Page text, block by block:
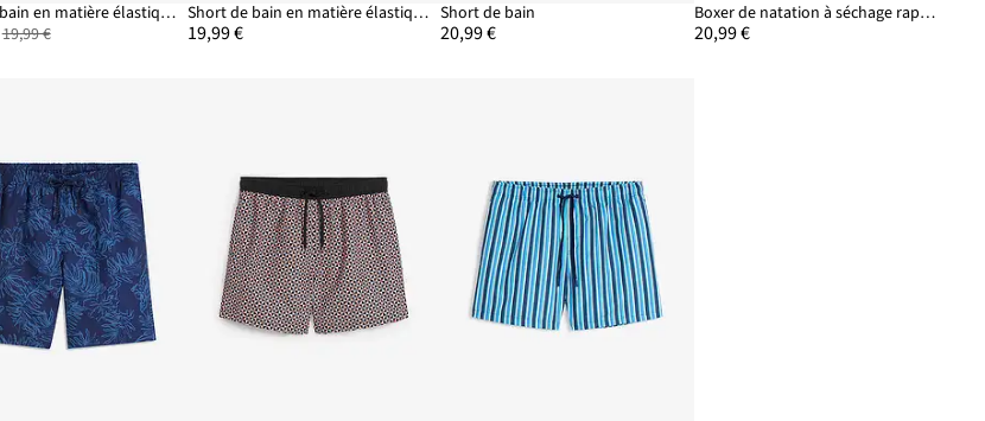
Short de bain en matière élastique
19,99 €
Short de bain en matière élastique
19,99 €
Short de bain
20,99 €
Boxer de natation à séchage rapide
20,99 €